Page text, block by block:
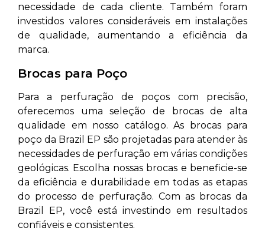
necessidade de cada cliente. Também foram
investidos valores consideráveis em instalações
de qualidade, aumentando a eficiência da
marca.
Brocas para Poço
Para a perfuração de poços com precisão,
oferecemos uma seleção de brocas de alta
qualidade em nosso catálogo. As brocas para
poço da Brazil EP são projetadas para atender às
necessidades de perfuração em várias condições
geológicas. Escolha nossas brocas e beneficie-se
da eficiência e durabilidade em todas as etapas
do processo de perfuração. Com as brocas da
Brazil EP, você está investindo em resultados
confiáveis e consistentes.